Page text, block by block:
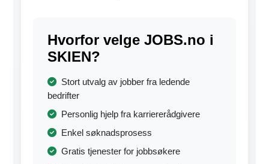
Hvorfor velge JOBS.no i
SKIEN?
Stort utvalg av jobber fra ledende
bedrifter
Personlig hjelp fra karriererådgivere
Enkel søknadsprosess
Gratis tjenester for jobbsøkere